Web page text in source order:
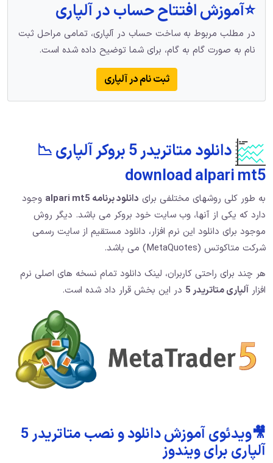
⭐️آموزش افتتاح حساب در آلپاری
در مطلب مربوط به ساخت حساب در آلپاری، تمامی مراحل ثبت
نام به صورت گام به گام، برای شما توضیح داده شده است.
ثبت نام در آلپاری
دانلود متاتریدر 5 بروکر آلپاری 📉
download alpari mt5
به طور کلی روشهای مختلفی برای دانلود برنامه alpari mt5
وجود
دارد که یکی از آنها، وب سایت خود بروکر می باشد. دیگر روش
موجود برای دانلود این نرم افزار، دانلود مستقیم از سایت رسمی
شرکت متاکوتس (MetaQuotes) می باشد.
هر چند برای راحتی کاربران، لینک دانلود تمام نسخه های اصلی نرم
افزار آلپاری متاتریدر 5 در این بخش قرار داد شده است.
🎥ویدئوی آموزش دانلود و نصب متاتریدر 5
آلپاری برای ویندوز